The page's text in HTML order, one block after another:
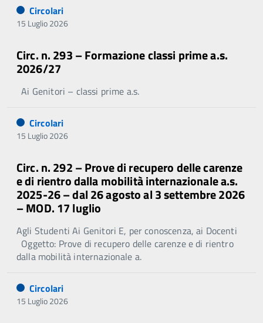
Circolari
15 Luglio 2026
Circ. n. 293 – Formazione classi prime a.s.
2026/27
Ai Genitori – classi prime a.s.
Circolari
15 Luglio 2026
Circ. n. 292 – Prove di recupero delle carenze
e di rientro dalla mobilità internazionale a.s.
2025-26 – dal 26 agosto al 3 settembre 2026
– MOD. 17 luglio
Agli Studenti Ai Genitori E, per conoscenza, ai Docenti
Oggetto: Prove di recupero delle carenze e di rientro
dalla mobilità internazionale a.
Circolari
15 Luglio 2026